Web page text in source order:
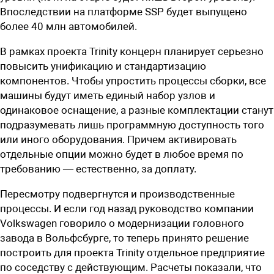
Впоследствии на платформе SSP будет выпущено
более 40 млн автомобилей.
В рамках проекта Trinity концерн планирует серьезно
повысить унификацию и стандартизацию
компонентов. Чтобы упростить процессы сборки, все
машины будут иметь единый набор узлов и
одинаковое оснащение, а разные комплектации станут
подразумевать лишь программную доступность того
или иного оборудования. Причем активировать
отдельные опции можно будет в любое время по
требованию — естественно, за доплату.
Пересмотру подвергнутся и производственные
процессы. И если год назад руководство компании
Volkswagen говорило о модернизации головного
завода в Вольфсбурге, то теперь принято решение
построить для проекта Trinity отдельное предприятие
по соседству с действующим. Расчеты показали, что